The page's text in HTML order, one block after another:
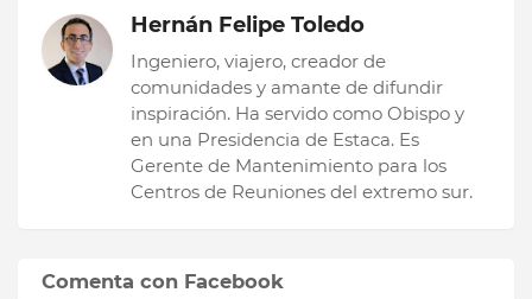
Hernán Felipe Toledo
Ingeniero, viajero, creador de
comunidades y amante de difundir
inspiración. Ha servido como Obispo y
en una Presidencia de Estaca. Es
Gerente de Mantenimiento para los
Centros de Reuniones del extremo sur.
Comenta con Facebook